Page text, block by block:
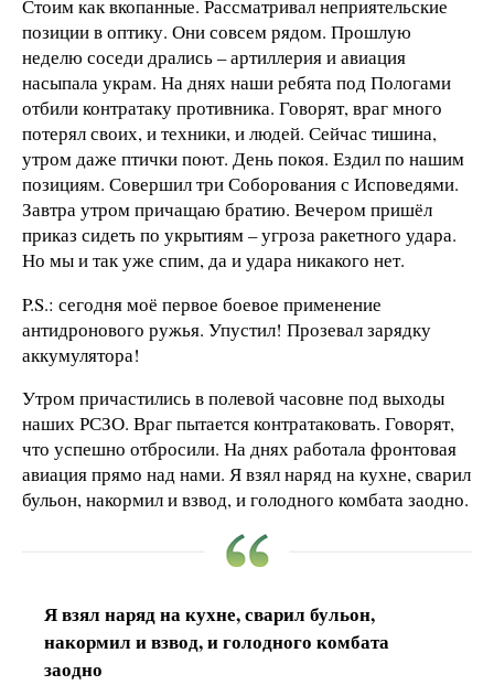
Стоим как вкопанные. Рассматривал неприятельские
позиции в оптику. Они совсем рядом. Прошлую
неделю соседи дрались – артиллерия и авиация
насыпала украм. На днях наши ребята под Пологами
отбили контратаку противника. Говорят, враг много
потерял своих, и техники, и людей. Сейчас тишина,
утром даже птички поют. День покоя. Ездил по нашим
позициям. Совершил три Соборования с Исповедями.
Завтра утром причащаю братию. Вечером пришёл
приказ сидеть по укрытиям – угроза ракетного удара.
Но мы и так уже спим, да и удара никакого нет.
P.S.: сегодня моё первое боевое применение
антидронового ружья. Упустил! Прозевал зарядку
аккумулятора!
Утром причастились в полевой часовне под выходы
наших РСЗО. Враг пытается контратаковать. Говорят,
что успешно отбросили. На днях работала фронтовая
авиация прямо над нами. Я взял наряд на кухне, сварил
бульон, накормил и взвод, и голодного комбата заодно.
Я взял наряд на кухне, сварил бульон,
накормил и взвод, и голодного комбата
заодно